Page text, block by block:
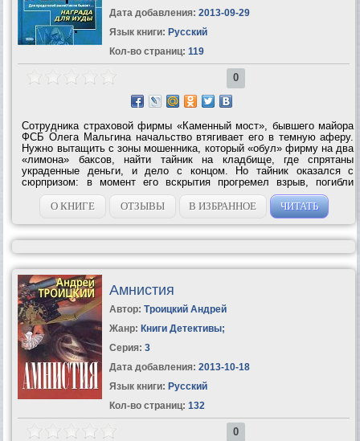
Дата добавления: 2013-09-29
Язык книги: Русский
Кол-во страниц: 119
0
Сотрудника страховой фирмы «Каменный мост», бывшего майора
ФСБ Олега Мальгина начальство втягивает его в темную аферу.
Нужно вытащить с зоны мошенника, который «обул» фирму на два
«лимона» баксов, найти тайник на кладбище, где спрятаны
украденные деньги, и дело с концом. Но тайник оказался с
сюрпризом: в момент его вскрытия прогремел взрыв, погибли
люди. А сам Мальгин оказался на крючке у прокуратуры. Чудом
оставшись в живых, он ищет...
О КНИГЕ ОТЗЫВЫ В ИЗБРАННОЕ ЧИТАТЬ
Амнистия
Автор: Троицкий Андрей
Жанр: Книги Детективы;
Серия: 3
Дата добавления: 2013-10-18
Язык книги: Русский
Кол-во страниц: 132
0